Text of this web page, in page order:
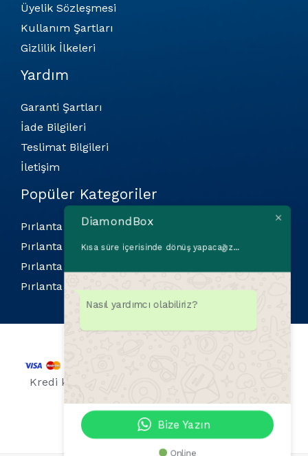
Üyelik Sözleşmesi
Kullanım Şartları
Gizlilik İlkeleri
Yardım
Garanti Şartları
İade Bilgileri
Teslimat Bilgileri
İletişim
Popüler Kategoriler
Pırlanta Bilekliler
Pırlanta Kolyeler
Pırlanta Küpeler
Pırlanta Yüzükler
Kredi kartı bilgileriniz 256 Bit SSL sertifikası ile
korunmaktadır.
DiamondBox
Kısa süre içerisinde dönüş yapacağız...
Nasıl yardımcı olabiliriz?
Bize Yazın
Online